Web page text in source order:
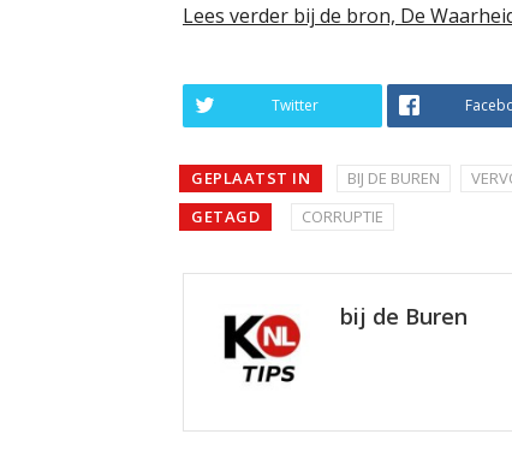
Lees verder bij de bron, De
Twitter
GEPLAATST IN BIJ DE BUREN
GETAGD
CORRUPTIE
bij de Buren